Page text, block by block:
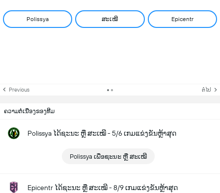
Polissya ສະເໝີ Epicentr
Previous ຕໍ່ໄປ
ຄວາມຕໍ່ເນື່ອງຂອງທີມ
Polissya ໄດ້ຊະນະ ຫຼື ສະເໝີ - 5/6 ເກມແຂ່ງຂັນຫຼ້າສຸດ
Polissya ເພື່ອຊະນະ ຫຼື ສະເໝີ
Epicentr ໄດ້ຊະນະ ຫຼື ສະເໝີ - 8/9 ເກມແຂ່ງຂັນຫຼ້າສຸດ